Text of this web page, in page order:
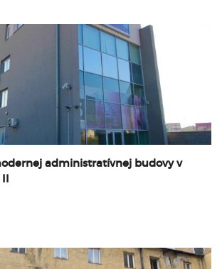
administratívnej budovy v
II